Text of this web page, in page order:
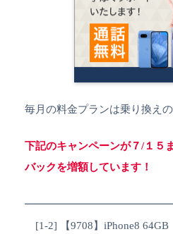
毎月の料金プランは乗り換え
下記のキャンペーンが７/１５
バックを増額しています！
[1-2] 【9708】iPhone8